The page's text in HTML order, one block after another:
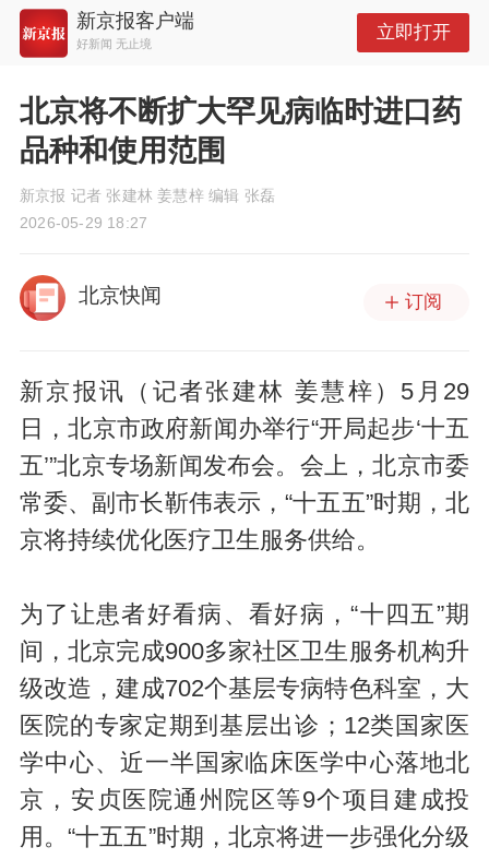
新京报客户端
好新闻 无止境
立即打开
北京将不断扩大罕见病临时进口药
品种和使用范围
新京报 记者 张建林 姜慧梓 编辑 张磊
2026-05-29 18:27
北京快闻 订阅
新京报讯（记者张建林 姜慧梓）5月29
日，北京市政府新闻办举行“开局起步‘十五
五’”北京专场新闻发布会。会上，北京市委
常委、副市长靳伟表示，“十五五”时期，北
京将持续优化医疗卫生服务供给。
为了让患者好看病、看好病，“十四五”期
间，北京完成900多家社区卫生服务机构升
级改造，建成702个基层专病特色科室，大
医院的专家定期到基层出诊；12类国家医
学中心、近一半国家临床医学中心落地北
京，安贞医院通州院区等9个项目建成投
用。“十五五”时期，北京将进一步强化分级